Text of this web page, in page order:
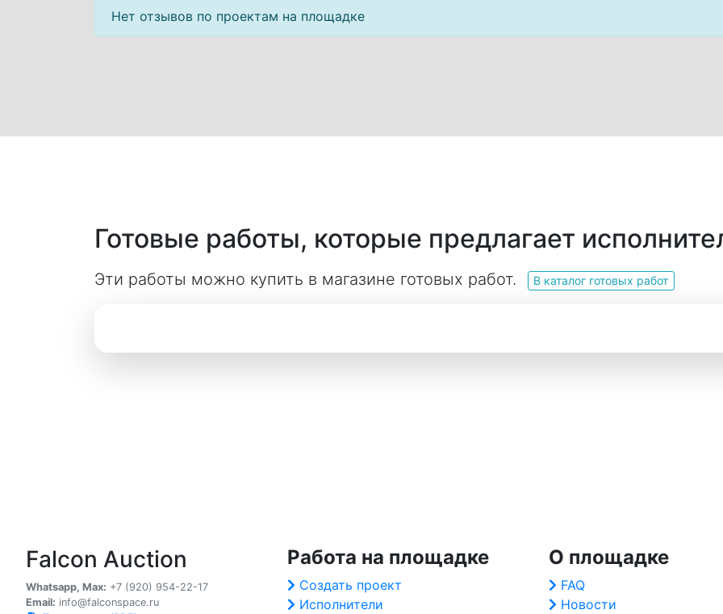
Нет отзывов по проектам на площадке
Готовые работы, которые предлагает
Эти работы можно купить в магазине готовых работ. В каталог готовых работ
Falcon Auction
Whatsapp, Max: +7 (920) 954-22-17
Email: info@falconspace.ru
Работа на площадке
Создать проект
Исполнители
О площадке
FAQ
Новости